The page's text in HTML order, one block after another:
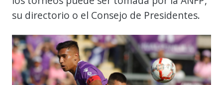
su directorio o el Consejo de Presidentes.